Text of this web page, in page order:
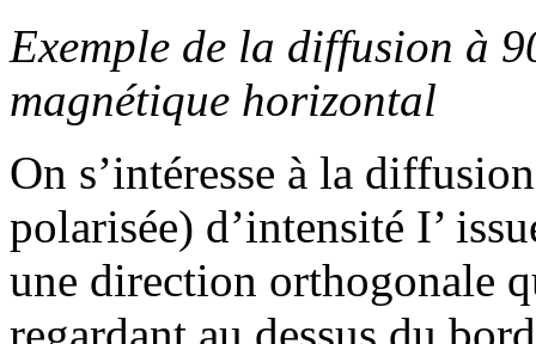
Exemple de la diffusion à
magnétique horizontal
On s’intéresse à la
polarisée) d’intensité I’
une direction orthogonale
regardant au dessus du